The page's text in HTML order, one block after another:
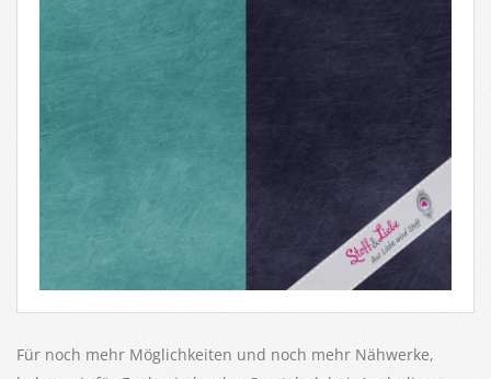
Für noch mehr Möglichkeiten und noch mehr Nähwerke,